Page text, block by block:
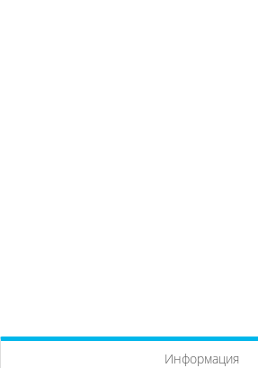
Информация